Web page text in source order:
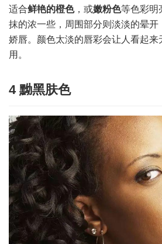
适合鲜艳的橙色，或嫩粉色等色彩明
抹的浓一些，周围部分则淡淡的晕开
娇唇。颜色太淡的唇彩会让人看起来
用。
4 黝黑肤色